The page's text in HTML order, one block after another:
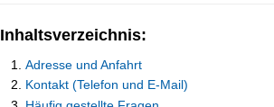
Inhaltsverzeichnis:
Adresse und Anfahrt
Kontakt (Telefon und E-Mail)